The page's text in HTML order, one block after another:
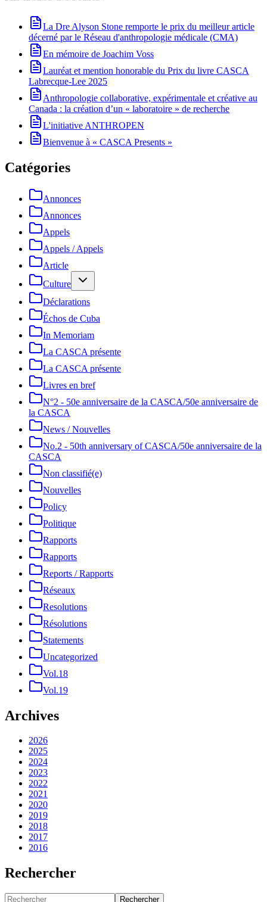
La Dre Alyson Stone remporte le prix du meilleur article
décerné par le Réseau d'anthropologie médicale (CMA)
En mémoire de Joachim Voss
Lauréat et mention honorable du Prix du livre CASCA
Labrecque-Lee 2025
Anthropologie collaborative, expérimentale et créative au
Canada : la création d’un « laboratoire » de recherche
L'initiative ANTHROPEN
Bienvenue à « CASCA Presents »
Catégories
Annonces
Annonces
Appels
Appels / Appels
Article
Culture
Déclarations
Échos de Cuba
In Memoriam
La CASCA présente
La CASCA présente
Livres en bref
N°2 - 50e anniversaire de la CASCA/50e anniversaire de
la CASCA
News / Nouvelles
No.2 - 50th anniversary of CASCA/50e anniversaire de la
CASCA
Non classifié(e)
Nouvelles
Policy
Politique
Rapports
Rapports
Reports / Rapports
Réseaux
Resolutions
Résolutions
Statements
Uncategorized
Vol.18
Vol.19
Archives
2026
2025
2024
2023
2022
2021
2020
2019
2018
2017
2016
Rechercher
Rechercher